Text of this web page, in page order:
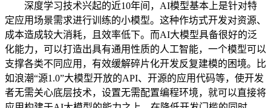
深度学习技术兴起的近10年间，AI模型基本上是针对特
定应用场景需求进行训练的小模型。这种作坊式开发对资源、
成本造成较大消耗，且效率低下。而AI大模型具备很好的泛
化能力，可以打造出具有通用性质的人工智能，一个模型可以
支撑各类不同应用，有效缓解碎片化开发反复建模的困境。比
如浪潮“源1.0”大模型开放的API、开源的应用代码等，使开发
者无需关心底层技术，设置无需配置编程环境，就可以直接将